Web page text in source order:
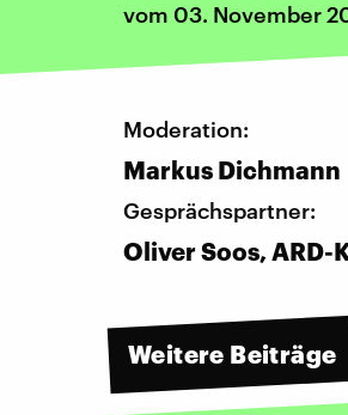
vom 03. November
Moderation:
Markus Dichmann
Gesprächspartner:
Oliver Soos,
Weitere Beiträge